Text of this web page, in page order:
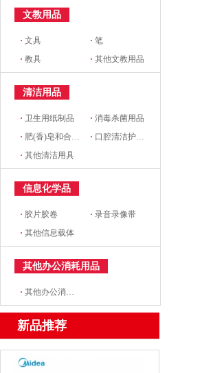
文教用品
·文具 ·笔
·教具 ·其他文教用品
清洁用品
·卫生用纸制品 ·消毒杀菌用品
· 肥(香)皂和合成洗涤剂 · 口腔清洁护理用品
·其他清洁用具
信息化学品
· 胶片胶卷 ·录音录像带
·其他信息载体
其他办公消耗用品
·其他办公消耗用品及类似物品
新品推荐